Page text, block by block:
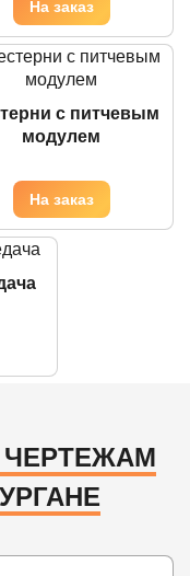
с питчевым
модулем
ЧЕРТЕЖАМ